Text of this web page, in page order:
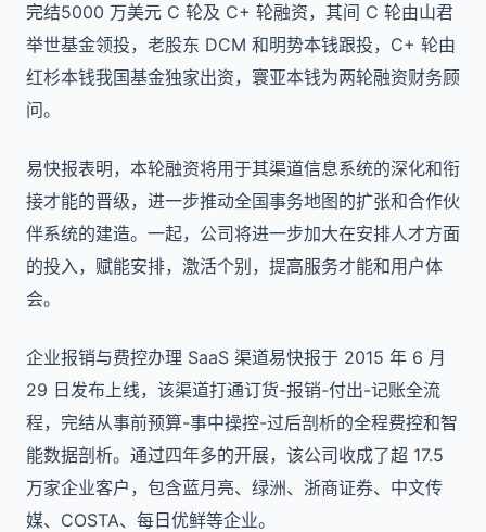
完结5000 万美元 C 轮及 C+ 轮融资，其间 C 轮由山君
举世基金领投，老股东 DCM 和明势本钱跟投，C+ 轮由
红杉本钱我国基金独家出资，寰亚本钱为两轮融资财务顾
问。
易快报表明，本轮融资将用于其渠道信息系统的深化和衔
接才能的晋级，进一步推动全国事务地图的扩张和合作伙
伴系统的建造。一起，公司将进一步加大在安排人才方面
的投入，赋能安排，激活个别，提高服务才能和用户体
会。
企业报销与费控办理 SaaS 渠道易快报于 2015 年 6 月
29 日发布上线，该渠道打通订货-报销-付出-记账全流
程，完结从事前预算-事中操控-过后剖析的全程费控和智
能数据剖析。通过四年多的开展，该公司收成了超 17.5
万家企业客户，包含蓝月亮、绿洲、浙商证券、中文传
媒、COSTA、每日优鲜等企业。